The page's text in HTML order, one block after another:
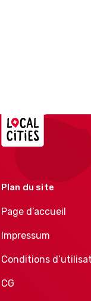
Localcities
Plan du site
Page d’accueil
Impressum
Conditions
CG